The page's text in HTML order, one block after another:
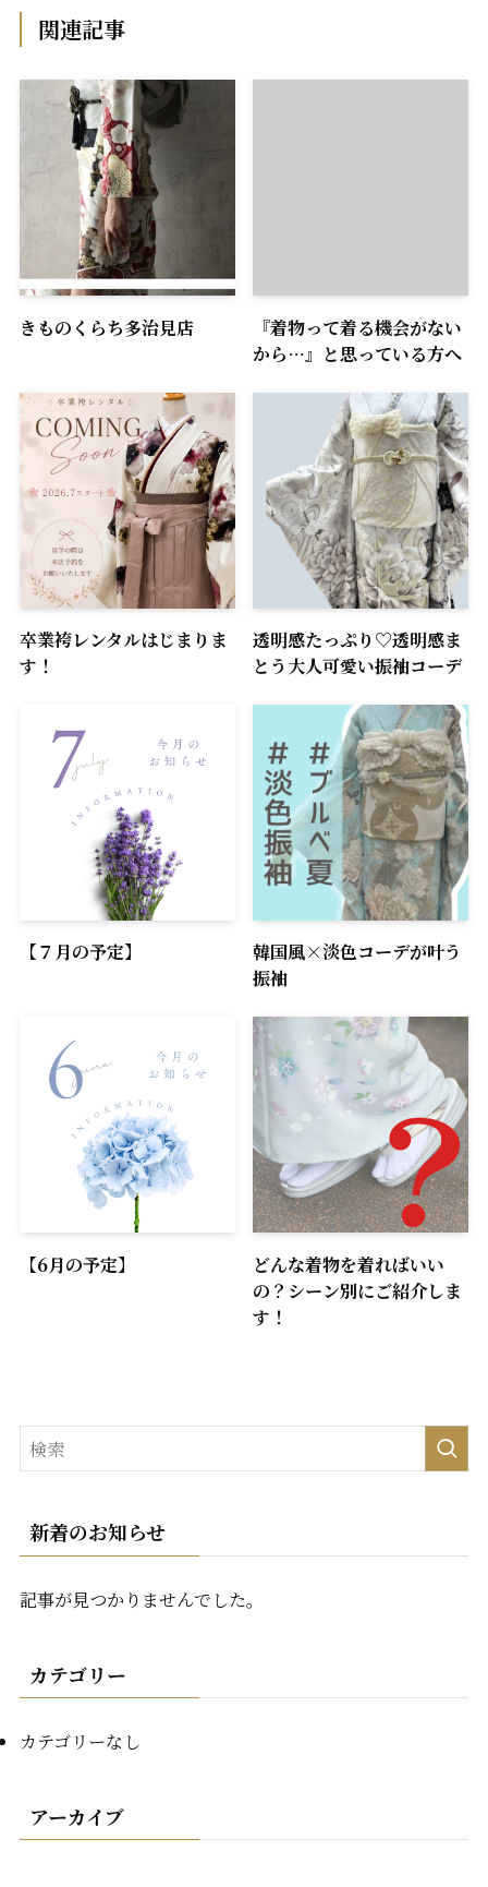
関連記事
きものくらち多治見店
『着物って着る機会がない
から…』と思っている方へ
卒業袴レンタルはじまりま
す！
透明感たっぷり♡透明感ま
とう大人可愛い振袖コーデ
【７月の予定】
韓国風×淡色コーデが叶う
振袖
【6月の予定】
どんな着物を着ればいい
の？シーン別にご紹介しま
す！
新着のお知らせ
記事が見つかりませんでした。
カテゴリー
カテゴリーなし
アーカイブ